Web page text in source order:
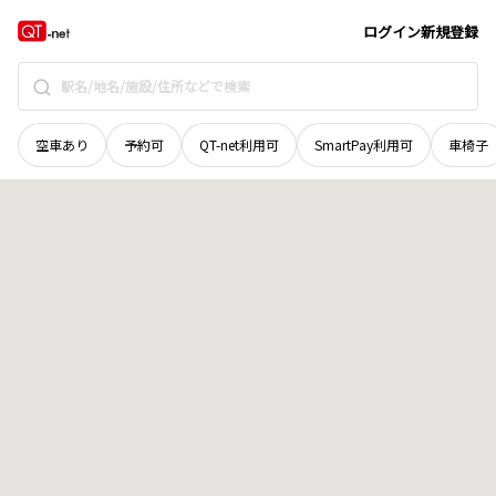
ログイン新規登録
空車あり 予約可 QT-net利用可 SmartPay利用可 車椅子
青森県